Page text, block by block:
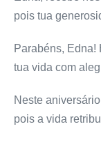
pois tua
Parabéns, Edna!
tua vida com
Neste
pois a vida